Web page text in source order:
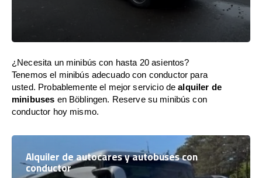
¿Necesita un minibús con hasta 20 asientos?
Tenemos el minibús adecuado con conductor para
usted. Probablemente el mejor servicio dealquiler de
minibuses en Böblingen. Reserve su minibús con
conductor hoy mismo.
Alquiler de autocares y autobuses con
conductor